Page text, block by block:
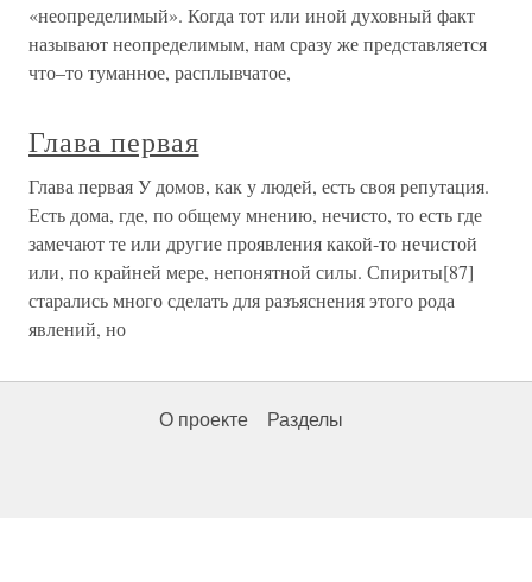
«неопределимый». Когда тот или иной духовный факт
называют неопределимым, нам сразу же представляется
что–то туманное, расплывчатое,
Глава первая
Глава первая У домов, как у людей, есть своя репутация.
Есть дома, где, по общему мнению, нечисто, то есть где
замечают те или другие проявления какой-то нечистой
или, по крайней мере, непонятной силы. Спириты[87]
старались много сделать для разъяснения этого рода
явлений, но
О проекте Разделы